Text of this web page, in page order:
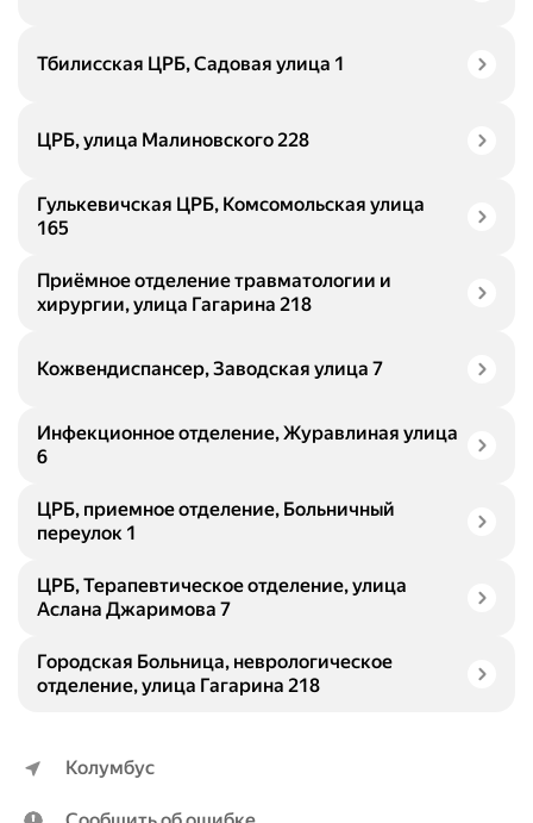
Тбилисская ЦРБ, Садовая улица 1
ЦРБ, улица Малиновского 228
Гулькевичская ЦРБ, Комсомольская улица
165
Приёмное отделение травматологии и
хирургии, улица Гагарина 218
Кожвендиспансер, Заводская улица 7
Инфекционное отделение, Журавлиная улица
6
ЦРБ, приемное отделение, Больничный
переулок 1
ЦРБ, Терапевтическое отделение, улица
Аслана Джаримова 7
Городская Больница, неврологическое
отделение, улица Гагарина 218
Колумбус